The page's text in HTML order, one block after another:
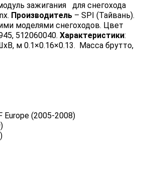
зажигания для снегохода
Производитель – SPI (Тайвань).
моделями снегоходов. Цвет
512060040. Характеристики:
м 0.1×0.16×0.13. Масса брутто,
(2005-2008)